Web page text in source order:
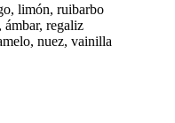
limón, ruibarbo
ámbar, regaliz
nuez, vainilla